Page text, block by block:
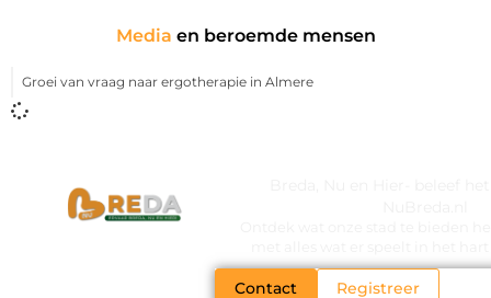
Media en beroemde mensen
Groei van vraag naar ergotherapie in Almere
Contact Registreer